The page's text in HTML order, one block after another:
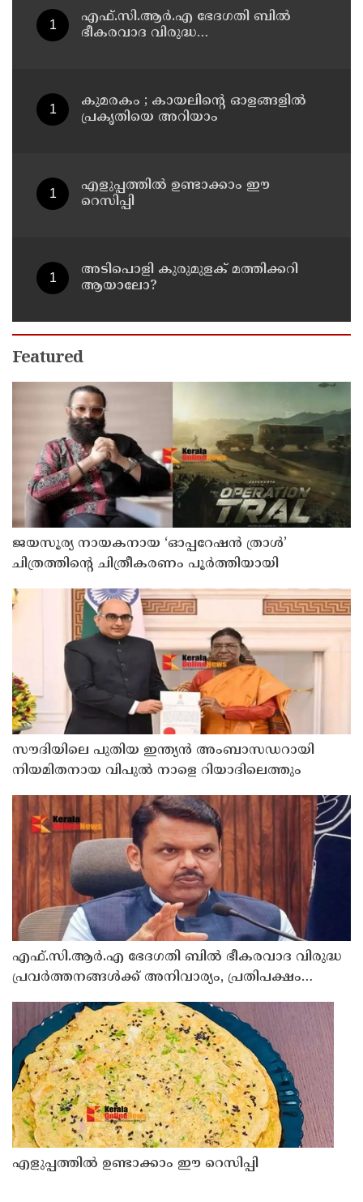
എഫ്.സി.ആർ.എ ഭേദഗതി ബിൽ
ഭീകരവാദ വിരുദ്ധ
ഫഡ്നാവിസ്
കുമരകം ; കായലിന്റെ ഓളങ്ങളിൽ
പ്രകൃതിയെ അറിയാം
എളുപ്പത്തിൽ ഉണ്ടാക്കാം ഈ
റെസിപ്പി
അടിപൊളി കുരുമുളക് മത്തിക്കറി
ആയാലോ?
Featured
ജയസൂര്യ നായകനായ ‘ഓപ്പറേഷൻ ത്രാൾ’
ചിത്രത്തിന്റെ ചിത്രീകരണം പൂർത്തിയായി
സൗദിയിലെ പുതിയ ഇന്ത്യൻ അംബാസഡറായി
നിയമിതനായ വിപുൽ നാളെ റിയാദിലെത്തും
എഫ്.സി.ആർ.എ ഭേദഗതി ബിൽ ഭീകരവാദ വിരുദ്ധ
പ്രവർത്തനങ്ങൾക്ക് അനിവാര്യം, പ്രതിപക്ഷം
എതിരല്ല : ദേവേന്ദ്ര ഫഡ്നാവിസ്
എളുപ്പത്തിൽ ഉണ്ടാക്കാം ഈ റെസിപ്പി